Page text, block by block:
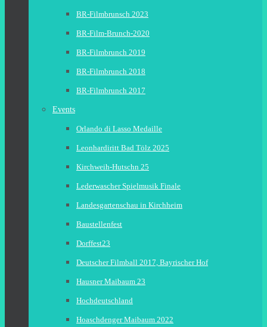
BR-Filmbrunsch 2023
BR-Film-Brunch-2020
BR-Filmbrunch 2019
BR-Filmbrunch 2018
BR-Filmbrunch 2017
Events
Orlando di Lasso Medaille
Leonhardiritt Bad Tölz 2025
Kirchweih-Hutschn 25
Lederwascher Spielmusik Finale
Landesgartenschau in Kirchheim
Baustellenfest
Dorffest23
Deutscher Filmball 2017, Bayrischer Hof
Hausner Maibaum 23
Hochdeutschland
Hoaschdenger Maibaum 2022